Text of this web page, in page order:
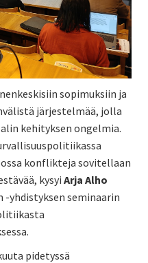
sopimuksiin ja
järjestelmää, jolla
kehityksen ongelmia.
konflikteja sovitellaan
kysyi Arja Alho
-yhdistyksen seminaarin
pidetyssä